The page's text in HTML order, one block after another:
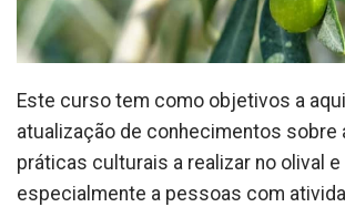
Este curso tem como objetivos a
atualização de conhecimentos sobre
práticas culturais a realizar no olival
especialmente a pessoas com